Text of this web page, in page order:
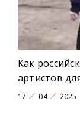
Как
артистов
17 04 2025